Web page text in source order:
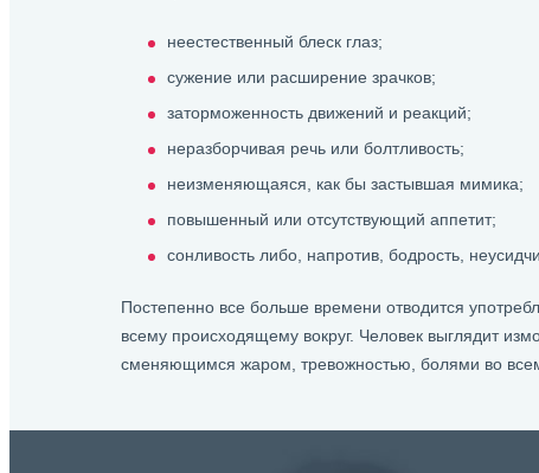
неестественный блеск глаз;
сужение или расширение зрачков;
заторможенность движений и реакций;
неразборчивая речь или болтливость;
неизменяющаяся, как бы застывшая мимика;
повышенный или отсутствующий аппетит;
сонливость либо, напротив, бодрость,
Постепенно все больше времени отводится
всему происходящему вокруг. Человек выглядит
сменяющимся жаром, тревожностью, болями во